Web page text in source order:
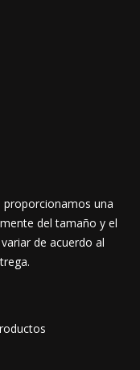
una
del tamaño y el
de acuerdo al